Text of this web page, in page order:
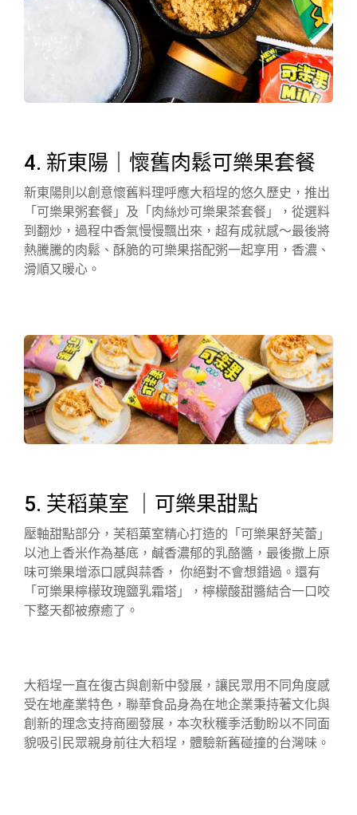
4. 新東陽｜懷舊肉鬆可樂果套餐
新東陽則以創意懷舊料理呼應大稻埕的悠久歷史，推出
「可樂果粥套餐」及「肉絲炒可樂果茶套餐」，從選料
到翻炒，過程中香氣慢慢飄出來，超有成就感～最後將
熱騰騰的肉鬆、酥脆的可樂果搭配粥一起享用，香濃、
滑順又暖心。
5. 芙稻菓室 ｜可樂果甜點
壓軸甜點部分，芙稻菓室精心打造的「可樂果舒芙蕾」
以池上香米作為基底，鹹香濃郁的乳酪醬，最後撒上原
味可樂果增添口感與蒜香， 你絕對不會想錯過。還有
「可樂果檸檬玫瑰鹽乳霜塔」，檸檬酸甜醬結合一口咬
下整天都被療癒了。
大稻埕一直在復古與創新中發展，讓民眾用不同角度感
受在地產業特色，聯華食品身為在地企業秉持著文化與
創新的理念支持商圈發展，本次秋穫季活動盼以不同面
貌吸引民眾親身前往大稻埕，體驗新舊碰撞的台灣味。